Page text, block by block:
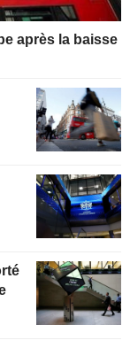
après la baisse